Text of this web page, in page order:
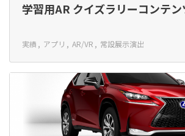
学習用AR クイズラリーコンテ
実績 アプリ AR/VR 常設展示演出